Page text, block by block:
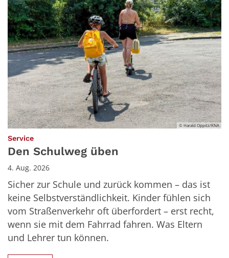
© Harald Oppitz/KNA
Service:
Den Schulweg üben
4. Aug. 2026
Sicher zur Schule und zurück kommen – das ist
keine Selbstverständlichkeit. Kinder fühlen sich
vom Straßenverkehr oft überfordert – erst recht,
wenn sie mit dem Fahrrad fahren. Was Eltern
und Lehrer tun können.